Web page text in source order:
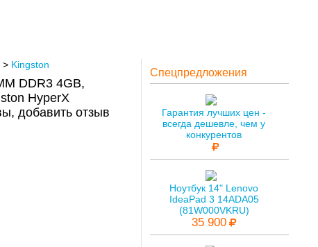
> Kingston
DDR3 4GB,
HyperX
добавить отзыв
Спецпредложения
Гарантия лучших цен -
всегда дешевле, чем у
конкурентов
Ноутбук 14" Lenovo
IdeaPad 3 14ADA05
(81W000VKRU)
35 900